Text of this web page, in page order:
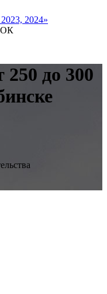
2024»
до 300